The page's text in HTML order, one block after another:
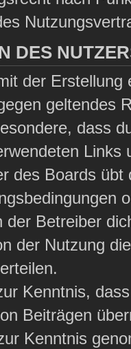
DES
der
geltendes
dass
Links
des Boards
der Betreiber
der Nutzung
Kenntnis,
Beiträgen
Kenntnis